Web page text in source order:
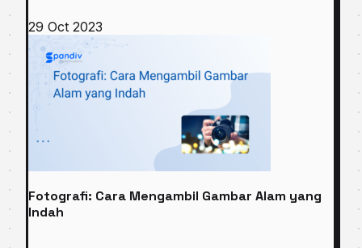
29 Oct 2023
Fotografi: Cara Mengambil Gambar Alam yang
Indah